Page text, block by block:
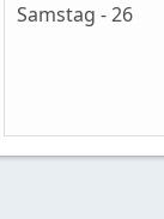
Samstag - 26